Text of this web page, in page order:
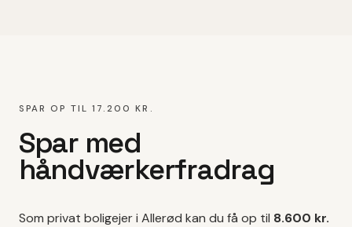
SPAR OP TIL 17.200 KR.
Spar med
håndværkerfradrag
Som privat boligejer i Allerød kan du få op til 8.600 kr.